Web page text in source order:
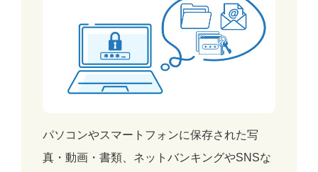
パソコンやスマートフォンに保存された写
真・動画・書類、ネットバンキングやSNSな